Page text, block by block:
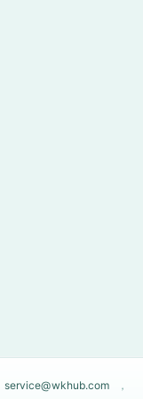
service@wkhub.com ，